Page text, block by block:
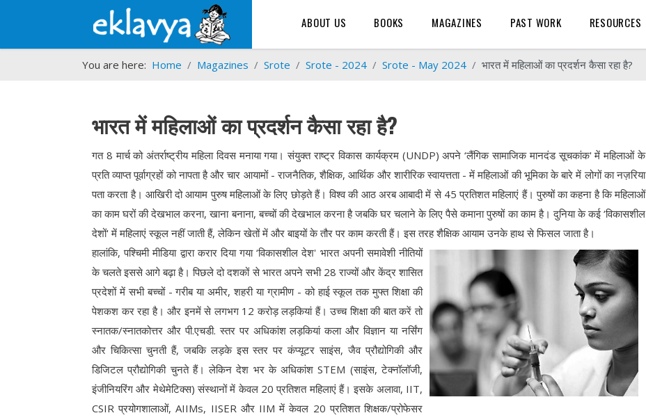
ABOUT US BOOKS MAGAZINES PAST WORK RESOURCES
You are here: Home Magazines Srote Srote - 2024 Srote - May 2024 भारत में महिलाओं का प्रदर्शन कैसा रहा है?
भारत में महिलाओं का प्रदर्शन कैसा रहा है?
गत 8 मार्च को अंतर्राष्ट्रीय महिला दिवस मनाया गया। संयुक्त राष्ट्र विकास कार्यक्रम (UNDP) अपने ‘लैंगिक सामाजिक मानदंड सूचकांक' में महिलाओं के
प्रति व्याप्त पूर्वाग्रहों को नापता है और चार आयामों - राजनैतिक, शैक्षिक, आर्थिक और शारीरिक स्वायत्तता - में महिलाओं की भूमिका के बारे में लोगों का नज़रिया
पता करता है। आखिरी दो आयाम पुरुष महिलाओं के लिए छोड़ते हैं। विश्व की आठ अरब आबादी में से 45 प्रतिशत महिलाएं हैं। पुरुषों का कहना है कि महिलाओं
का काम घरों की देखभाल करना, खाना बनाना, बच्चों की देखभाल करना है जबकि घर चलाने के लिए पैसे कमाना पुरुषों का काम है। दुनिया के कई ‘विकासशील
देशों' में महिलाएं स्कूल नहीं जाती हैं, लेकिन खेतों में और बाइयों के तौर पर काम करती हैं। इस तरह शैक्षिक आयाम उनके हाथ से फिसल जाता है।
हालांकि, पश्चिमी मीडिया द्वारा करार दिया गया ‘विकासशील देश' भारत अपनी समावेशी नीतियों
के चलते इससे आगे बढ़ा है। पिछले दो दशकों से भारत अपने सभी 28 राज्यों और केंद्र शासित
प्रदेशों में सभी बच्चों - गरीब या अमीर, शहरी या ग्रामीण - को हाई स्कूल तक मुफ्त शिक्षा की
पेशकश कर रहा है। और इनमें से लगभग 12 करोड़ लड़कियां हैं। उच्च शिक्षा की बात करें तो
स्नातक/स्नातकोत्तर और पी.एचडी. स्तर पर अधिकांश लड़कियां कला और विज्ञान या नर्सिंग
और चिकित्सा चुनती हैं, जबकि लड़के इस स्तर पर कंप्यूटर साइंस, जैव प्रौद्योगिकी और
डिजिटल प्रौद्योगिकी चुनते हैं। लेकिन देश भर के अधिकांश STEM (साइंस, टेक्नॉलॉजी,
इंजीनियरिंग और मेथेमेटिक्स) संस्थानों में केवल 20 प्रतिशत महिलाएं हैं। इसके अलावा, IIT,
CSIR प्रयोगशालाओं, AIIMs, IISER और IIM में केवल 20 प्रतिशत शिक्षक/प्रोफेसर